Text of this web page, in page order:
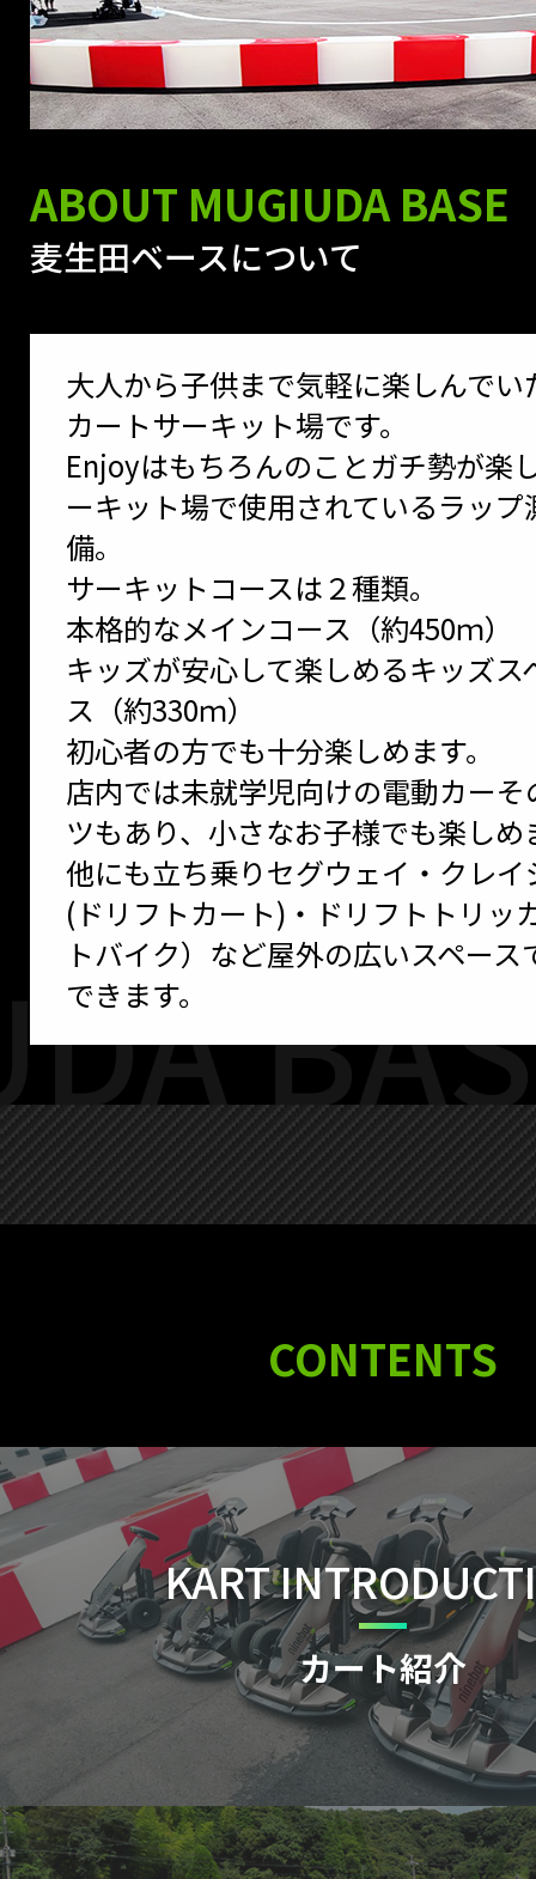
ABOUT MUGIUDA BASE
麦生田ベースについて
大人から子供まで気軽に楽しんで
カートサーキット場です。
Enjoyはもちろんのことガチ勢が楽
ーキット場で使用されているラップ
備。
サーキットコースは２種類。
本格的なメインコース（約450ｍ）
キッズが安心して楽しめるキッズス
ス（約330ｍ）
初心者の方でも十分楽しめます。
店内では未就学児向けの電動カー
ツもあり、小さなお子様でも楽しめ
他にも立ち乗りセグウェイ・クレイ
(ドリフトカート)・ドリフトトリッ
トバイク）など屋外の広いスペー
できます。
CONTENTS
KART
カート紹介